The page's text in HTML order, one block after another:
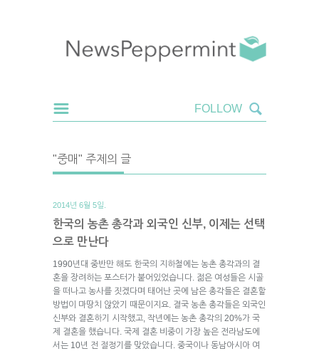
"중매" 주제의 글
2014년 6월 5일.
한국의 농촌 총각과 외국인 신부, 이제는 선택
으로 만난다
1990년대 중반만 해도 한국의 지하철에는 농촌 총각과의 결
혼을 장려하는 포스터가 붙어있었습니다. 젊은 여성들은 시골
을 떠나고 농사를 짓겠다며 태어난 곳에 남은 총각들은 결혼할
방법이 마땅치 않았기 때문이지요. 결국 농촌 총각들은 외국인
신부와 결혼하기 시작했고, 작년에는 농촌 총각의 20%가 국
제 결혼을 했습니다. 국제 결혼 비중이 가장 높은 전라남도에
서는 10년 전 절정기를 맞았습니다. 중국이나 동남아시아 여